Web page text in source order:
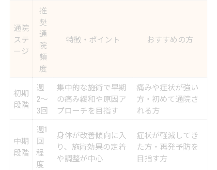
法
春町エリアで安心して選ぶ腰痛対策の整骨院
春町で整骨院を選ぶ際に知っておきたい基
準
信頼できる整骨院の特徴比較早見表
腰痛対策に整骨院を選ぶメリットと選び方
施術者の資格や経験で選ぶ安心の整骨院
リラクゼーションとケアを両立した整骨院体験
整骨院でリラクゼーションと腰痛ケアを両
通院
ステ
ージ
推
奨
通
院
頻
度
特徴・ポイント おすすめの方
初期
段階
週
2〜
3回
集中的な施術で早期
の痛み緩和や原因ア
プローチを目指す
痛みや症状が強い
方・初めて通院さ
れる方
中期
段階
週1
回
程
度
身体が改善傾向に入
り、施術効果の定着
や調整が中心
症状が軽減してき
た方・再発予防を
目指す方